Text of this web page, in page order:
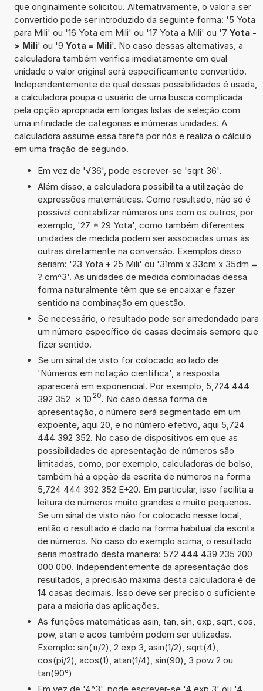
que originalmente solicitou. Alternativamente, o valor a ser
convertido pode ser introduzido da seguinte forma: '5 Yota
para Mili' ou '16 Yota em Mili' ou '17 Yota a Mili' ou '7 Yota -
> Mili' ou '9 Yota = Mili'. No caso dessas alternativas, a
calculadora também verifica imediatamente em qual
unidade o valor original será especificamente convertido.
Independentemente de qual dessas possibilidades é usada,
a calculadora poupa o usuário de uma busca complicada
pela opção apropriada em longas listas de seleção com
uma infinidade de categorias e inúmeras unidades. A
calculadora assume essa tarefa por nós e realiza o cálculo
em uma fração de segundo.
Em vez de '√36', pode escrever-se 'sqrt 36'.
Além disso, a calculadora possibilita a utilização de
expressões matemáticas. Como resultado, não só é
possível contabilizar números uns com os outros, por
exemplo, '27 * 29 Yota', como também diferentes
unidades de medida podem ser associadas umas às
outras diretamente na conversão. Exemplos disso
seriam: '23 Yota + 25 Mili' ou '31mm x 33cm x 35dm =
? cm^3'. As unidades de medida combinadas dessa
forma naturalmente têm que se encaixar e fazer
sentido na combinação em questão.
Se necessário, o resultado pode ser arredondado para
um número específico de casas decimais sempre que
fizer sentido.
Se um sinal de visto for colocado ao lado de
'Números em notação científica', a resposta
aparecerá em exponencial. Por exemplo, 5,724 444
392 352 × 10 20. No caso dessa forma de
apresentação, o número será segmentado em um
expoente, aqui 20, e no número efetivo, aqui 5,724
444 392 352. No caso de dispositivos em que as
possibilidades de apresentação de números são
limitadas, como, por exemplo, calculadoras de bolso,
também há a opção da escrita de números na forma
5,724 444 392 352 E+20. Em particular, isso facilita a
leitura de números muito grandes e muito pequenos.
Se um sinal de visto não for colocado nesse local,
então o resultado é dado na forma habitual da escrita
de números. No caso do exemplo acima, o resultado
seria mostrado desta maneira: 572 444 439 235 200
000 000. Independentemente da apresentação dos
resultados, a precisão máxima desta calculadora é de
14 casas decimais. Isso deve ser preciso o suficiente
para a maioria das aplicações.
As funções matemáticas asin, tan, sin, exp, sqrt, cos,
pow, atan e acos também podem ser utilizadas.
Exemplo: sin(π/2), 2 exp 3, asin(1/2), sqrt(4),
cos(pi/2), acos(1), atan(1/4), sin(90), 3 pow 2 ou
tan(90°)
Em vez de '4^3', pode escrever-se '4 exp 3' ou '4